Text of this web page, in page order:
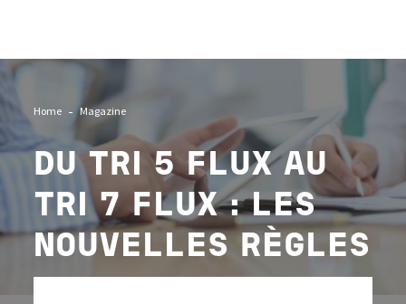
Image
Home Magazine
DU TRI 5 FLUX AU
TRI 7 FLUX : LES
NOUVELLES RÈGLES